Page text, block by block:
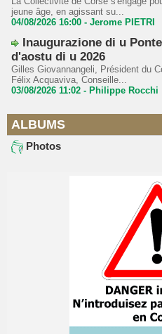
jeune âge, en agissant su...
04/08/2026 16:00 - Jerome PIETRI
Inaugurazione di u
d'aostu di u 2026
Gilles Giovannangeli, Président du
Félix Acquaviva, Conseille...
03/08/2026 11:02 - Philippe Rocchi
ALBUMS
Photos